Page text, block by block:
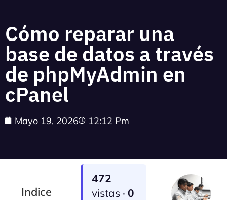
Cómo reparar una
base de datos a través
de phpMyAdmin en
cPanel
Mayo 19, 2026 12:12 Pm
Indice
472
vistas ·0